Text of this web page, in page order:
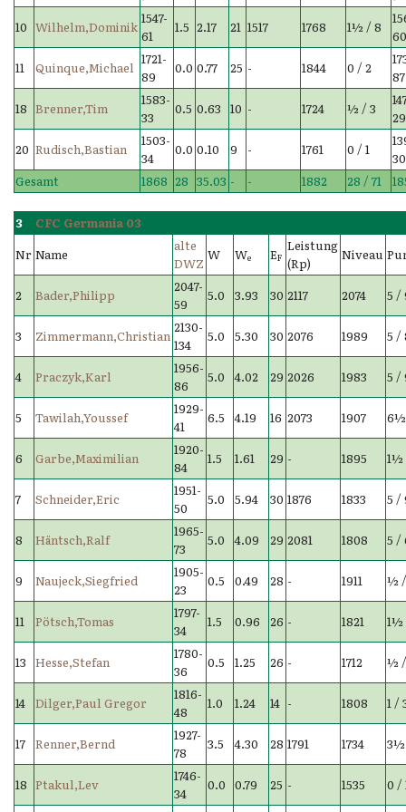
10 Wilhelm,Dominik
1547-
61
1.5 2.17 21 1517 1768 1½ / 8
11
Quinque,Michael
1721-
89
0.0 0.77 25 - 1844 0 / 2
87
18 Brenner,Tim
1583-
33
0.5 0.63 10 - 1724 ½ / 3
29
20 Rudisch,Bastian
1503-
34
0.0 0.10 9 - 1761 0 / 1
30
Gesamt
1868 28 35.03 - - 1882 28 / 71
3
CFC Germania 03
Nr Name
alte
DWZ
W We EF
Leistung
(Rp)
Niveau
2 Bader,Philipp
2047-
59
5.0 3.93 30 2117 2074 5 /
3 Zimmermann,Christian
2130-
134
5.0 5.30 30 2076 1989 5 /
4 Praczyk,Karl
1956-
86
5.0 4.02 29 2026 1983 5 /
5 Tawilah,Youssef
1929-
41
6.5 4.19 16 2073 1907
6 Garbe,Maximilian
1920-
84
1.5 1.61 29 - 1895 1½
7 Schneider,Eric
1951-
50
5.0 5.94 30 1876 1833 5 /
8 Häntsch,Ralf
1965-
73
5.0 4.09 29 2081 1808 5 /
9 Naujeck,Siegfried
1905-
23
0.5 0.49 28 - 1911 ½ /
11 Pötsch,Tomas
1797-
34
1.5 0.96 26 - 1821 1½
13 Hesse,Stefan
1780-
36
0.5 1.25 26 - 1712 ½
14 Dilger,Paul Gregor
1816-
48
1.0 1.24 14 - 1808 1 /
17 Renner,Bernd
1927-
78
3.5 4.30 28 1791 1734
18 Ptakul,Lev
1746-
34
0.0 0.79 25 - 1535 0 /